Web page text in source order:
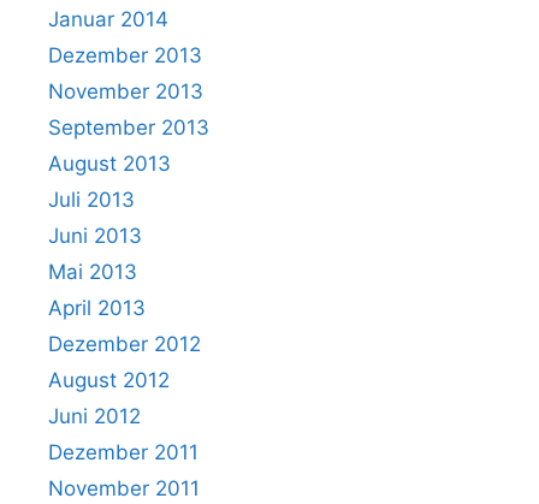
Januar 2014
Dezember 2013
November 2013
September 2013
August 2013
Juli 2013
Juni 2013
Mai 2013
April 2013
Dezember 2012
August 2012
Juni 2012
Dezember 2011
November 2011